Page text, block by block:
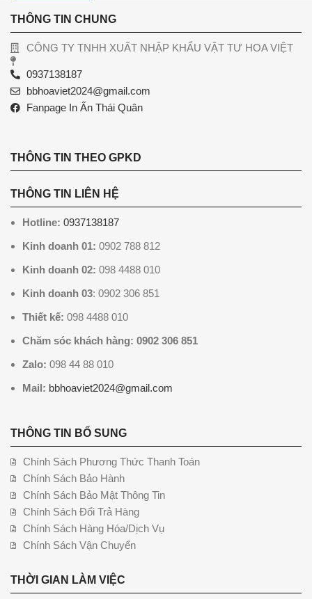
THÔNG TIN CHUNG
CÔNG TY TNHH XUẤT NHẬP KHẨU VẬT TƯ HOA VIỆT
0937138187
bbhoaviet2024@gmail.com
Fanpage In Ấn Thái Quân
THÔNG TIN THEO GPKD
THÔNG TIN LIÊN HỆ
Hotline: 0937138187
Kinh doanh 01: 0902 788 812
Kinh doanh 02: 098 4488 010
Kinh doanh 03: 0902 306 851
Thiết kế: 098 4488 010
Chăm sóc khách hàng: 0902 306 851
Zalo: 098 44 88 010
Mail: bbhoaviet2024@gmail.com
THÔNG TIN BỔ SUNG
Chính Sách Phương Thức Thanh Toán
Chính Sách Bảo Hành
Chính Sách Bảo Mật Thông Tin
Chính Sách Đổi Trả Hàng
Chính Sách Hàng Hóa/Dịch Vụ
Chính Sách Vận Chuyển
THỜI GIAN LÀM VIỆC